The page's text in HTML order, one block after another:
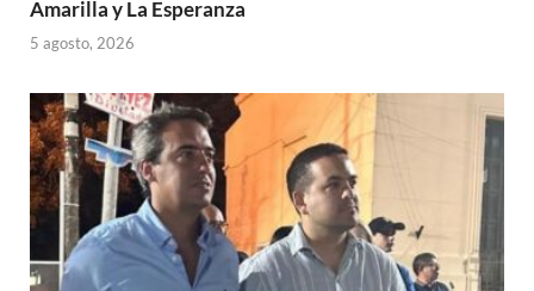
Amarilla y La Esperanza
5 agosto, 2026